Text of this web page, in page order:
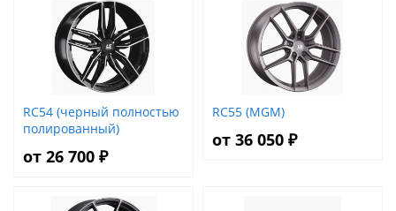
RC54 (черный полностью
полированный)
от 26 700 ₽
RC55 (MGM)
от 36 050 ₽